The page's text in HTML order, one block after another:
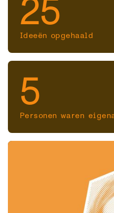
25
Ideeën opgehaald
5
Personen waren